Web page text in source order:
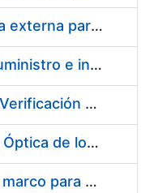
Servicios de una empresa externa para el asesoramiento y resolución de los recursos de alzada que se presentan relacionados con procesos de selección para la FNMT-RCM
Acuerdo marco para el suministro e instalación de persianas, estores y otros complementos
Servicio de Calibración y Verificación Externa de los Equipos de Medición del Servicio de Prevención de la FNMT-RCM
Conexión mediante Fibra Óptica de los Centros de Proceso de Datos (CPDs) de las sedes de la FNMT-RCM de Burgos y Madrid
Contratación de acuerdo marco para el Suministro de Material de Electricidad para la Fábrica Nacional de Moneda y Timbre-Real Casa de la Moneda en su centro de trabajo de Burgos